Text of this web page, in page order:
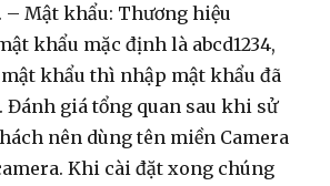
– Mật khẩu: Thương hiệu
khẩu mặc định là abcd1234,
mật khẩu thì nhập mật khẩu đã
Đánh giá tổng quan sau khi sử
nên dùng tên miền Camera
Khi cài đặt xong chúng